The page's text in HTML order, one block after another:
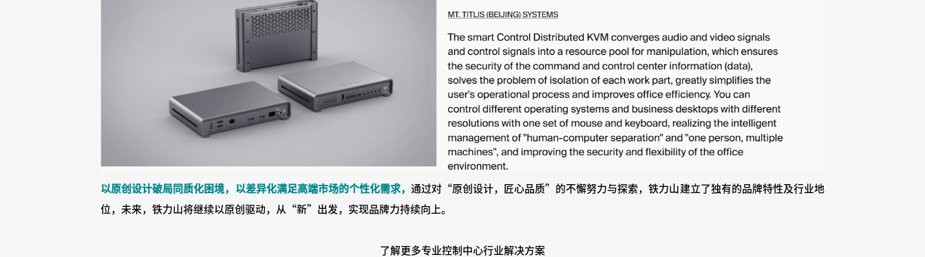
以原创设计破局同质化困境，以差异化满足高端市场的个性化需求， 通过对“原创设计，匠心品质”的不懈努力与探索，铁力山建立了独有的品牌特性及行业地
位，未来，铁力山将继续以原创驱动，从“新”出发，实现品牌力持续向上。
了解更多专业控制中心行业解决方案